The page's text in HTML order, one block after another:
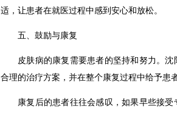
适，让患者在就医过程中感到安心和放松。
五、鼓励与康复
皮肤病的康复需要患者的坚持和努力。
合理的治疗方案，并在整个康复过程中给予患
康复后的患者往往会感叹，如果早些接